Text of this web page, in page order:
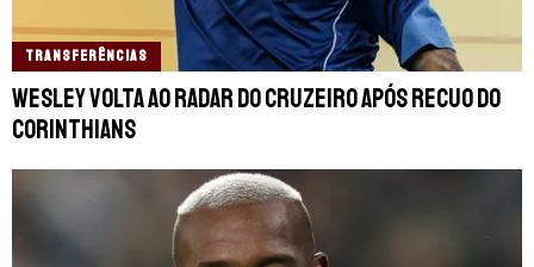
TRANSFERÊNCIAS
Wesley volta ao radar do Cruzeiro após recuo do
Corinthians